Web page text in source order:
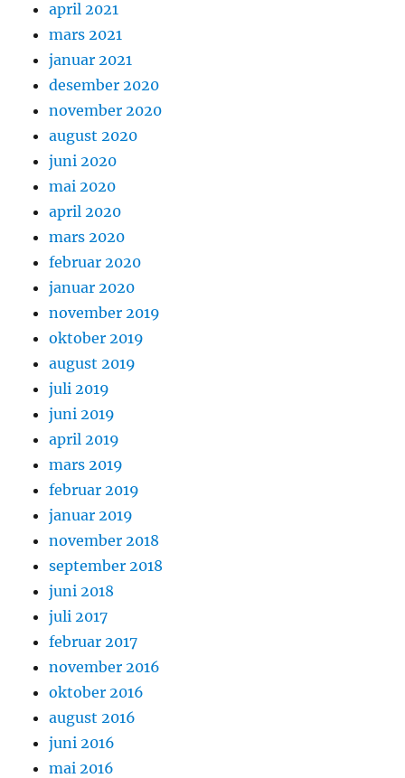
april 2021
mars 2021
januar 2021
desember 2020
november 2020
august 2020
juni 2020
mai 2020
april 2020
mars 2020
februar 2020
januar 2020
november 2019
oktober 2019
august 2019
juli 2019
juni 2019
april 2019
mars 2019
februar 2019
januar 2019
november 2018
september 2018
juni 2018
juli 2017
februar 2017
november 2016
oktober 2016
august 2016
juni 2016
mai 2016